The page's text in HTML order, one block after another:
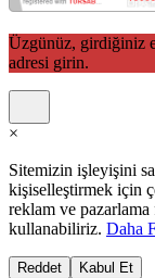
Üzgünüz, girdiğiniz
adresi girin.
×
Sitemizin işleyişini
kişiselleştirmek için
reklam ve
kullanabiliriz. Daha
Reddet Kabul Et